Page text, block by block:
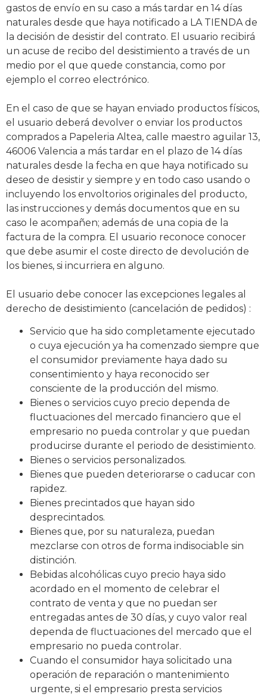
gastos de envío en su caso a más tardar en 14 días
naturales desde que haya notificado a LA TIENDA de
la decisión de desistir del contrato. El usuario recibirá
un acuse de recibo del desistimiento a través de un
medio por el que quede constancia, como por
ejemplo el correo electrónico.
En el caso de que se hayan enviado productos físicos,
el usuario deberá devolver o enviar los productos
comprados a Papeleria Altea, calle maestro aguilar 13,
46006 Valencia a más tardar en el plazo de 14 días
naturales desde la fecha en que haya notificado su
deseo de desistir y siempre y en todo caso usando o
incluyendo los envoltorios originales del producto,
las instrucciones y demás documentos que en su
caso le acompañen; además de una copia de la
factura de la compra. El usuario reconoce conocer
que debe asumir el coste directo de devolución de
los bienes, si incurriera en alguno.
El usuario debe conocer las excepciones legales al
derecho de desistimiento (cancelación de pedidos) :
Servicio que ha sido completamente ejecutado
o cuya ejecución ya ha comenzado siempre que
el consumidor previamente haya dado su
consentimiento y haya reconocido ser
consciente de la producción del mismo.
Bienes o servicios cuyo precio dependa de
fluctuaciones del mercado financiero que el
empresario no pueda controlar y que puedan
producirse durante el periodo de desistimiento.
Bienes o servicios personalizados.
Bienes que pueden deteriorarse o caducar con
rapidez.
Bienes precintados que hayan sido
desprecintados.
Bienes que, por su naturaleza, puedan
mezclarse con otros de forma indisociable sin
distinción.
Bebidas alcohólicas cuyo precio haya sido
acordado en el momento de celebrar el
contrato de venta y que no puedan ser
entregadas antes de 30 días, y cuyo valor real
dependa de fluctuaciones del mercado que el
empresario no pueda controlar.
Cuando el consumidor haya solicitado una
operación de reparación o mantenimiento
urgente, si el empresario presta servicios